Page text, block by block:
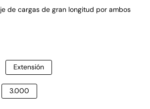
de cargas de gran longitud por ambos
Extensión
3.000